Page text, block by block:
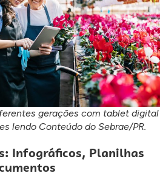
gerações com tablet digital
lendo Conteúdo do Sebrae/PR.
Infográficos, Planilhas